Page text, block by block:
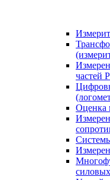
частей
Оценка